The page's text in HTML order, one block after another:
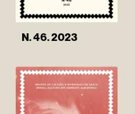
N. 46. 2023